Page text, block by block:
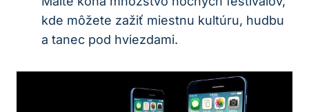
kde môžete zažiť miestnu kultúru, hudbu
a tanec pod hviezdami.